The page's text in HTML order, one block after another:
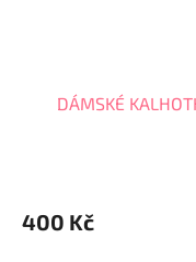
DÁMSKÉ
400 Kč